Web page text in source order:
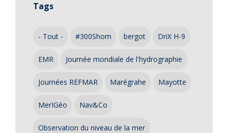
Tags
- Tout - #300Shom bergot DriX H-9
EMR Journée mondiale de l'hydrographie
Journées REFMAR Marégrahe Mayotte
MerIGéo Nav&Co
Observation du niveau de la mer